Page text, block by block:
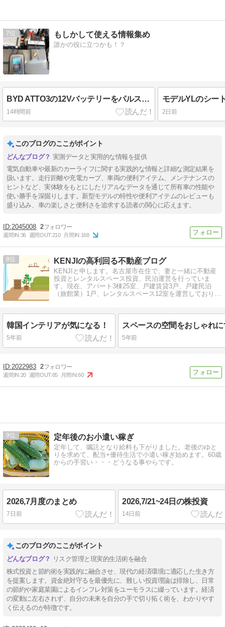
7 もしかして使える情報集め
誰かの役に立つかも！？
BYD ATTO3の12Vバッテリーをパルス充電で延命DIY
14時間前 2日前
このブログのここがポイント
実測データと実用的な情報を提供
電気自動車や最新のカーライフに関する実践的な情報と詳細な測定結果を
扱います。走行距離や充電カーブ、車両の便利アイテム、メンテナンスの
ヒントなど、実体験をもとにしたリアルなデータを通じて所有車の性能や
使い勝手を深掘りします。新型モデルの特性や便利アイテムのレビューも
盛り込み、車の楽しさと便利さを追求する読者の関心に応えます。
2045008 2
週間IN:36 週間OUT:210 月間IN:168
8 KENJIの高利回る不動産ブログ
KENJIと申します。名古屋市在住で、妻と一緒に不動産
投資とレンタルスペース投資、民泊運営を行っていま
す。現在、アパート3棟25室、戸建賃貸3戸、戸建民泊
（旅館業）1戸、レンタルスペース12室を運営しておりま
韓国インテリアが気になる！
5年前 5年前
2022983 2
週間IN:20 週間OUT:65 月間IN:60
9 定年後のお小遣い稼ぎ
定年して、嘱託となり給料も下がりました。老後のゆと
りを求めて、配当+優待生活で小遣い稼ぎ始めます。60歳
からの手習い・・・どうなる事やらです。
2026,7月度のまとめ
7日前
2026,7/21~24日の株投資
14日前
このブログのここがポイント
リスク管理と現実的生活術を融合
株式投資と節約術を実践的に融合させ、現代の経済環境に適応した生き方
を提案します。資金絶対守るを最優先に、難しい投資理論は排除し、日常
の節約や家庭菜園によるインフレ対策をユーモラスに綴っています。経済
の変動に左右されず、自分の未来を自分の手で切り拓く術を、わかりやす
く伝えるのが特徴です。